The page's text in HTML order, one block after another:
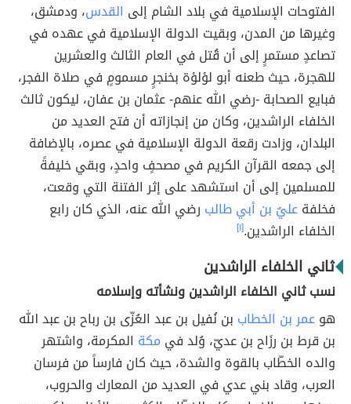
الفتوحات الإسلامية في بلاد الشام إلى القدس، ودمشق،
وغيرها من المدن، وبقيت الدولة الإسلامية في عهده في
تصاعدٍ مستمرٍ إلى أن قُتل في العام الثالث والعشرين
للهجرة، حيث طعنه أبو لؤلؤة بخنجرٍ مسمومٍ في صلاة الفجر،
فبايع الصحابة -رضي الله عنهم- عثمان بن عفان، ليكون ثالث
الخلفاء الراشدين، وكان من إنجازاته أن فتح العديد من
البلدان، وزادت رقعة الدولة الإسلامية في عصره، بالإضافة
إلى جمعه القرآن الكريم في مصحفٍ واحدٍ، وبقي خليفةً
للمسلمين إلى أن استشهد على إثر الفتنة التي وقعت،
فخلفةعليٌ بن أبي طالب رضي الله عنه، الذي كان رابع
الخلفاء الراشدين.[١]
ثاني الخلفاء الراشدين
نسب ثاني الخلفاء الراشدين ونشأته وإسلامه
هوعمر بن الخطاب بن نُفيل بن عبد العُزّى بن رباح بن عبد الله
بن قرط بن رزَاح بن عديّ، وُلد في مكة المكرمة، واشتهر
والده الخطّاب بالقوة والشدة، حيث كان فارساً من فرسان
العرب، وقاد بني عدي في العديد من المعارك والحروب،